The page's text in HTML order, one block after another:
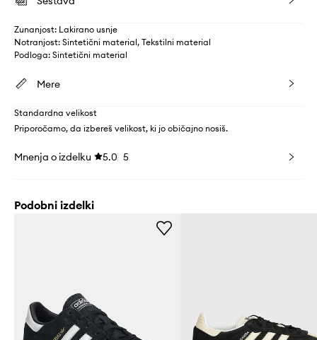
Zunanjost: Lakirano usnje
Notranjost: Sintetični material, Tekstilni material
Podloga: Sintetični material
Mere
Standardna velikost
Priporočamo, da izbereš velikost, ki jo običajno nosiš.
Mnenja o izdelku 5.0 5
Podobni izdelki